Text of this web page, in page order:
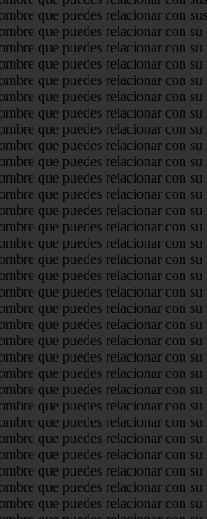
que puedes relacionar con
que puedes relacionar con su
que puedes relacionar con
que puedes relacionar con
que puedes relacionar con
que puedes relacionar con
que puedes relacionar con
que puedes relacionar con
que puedes relacionar con
que puedes relacionar con
que puedes relacionar con
que puedes relacionar con
que puedes relacionar con
que puedes relacionar con
que puedes relacionar con
que puedes relacionar con
que puedes relacionar con
que puedes relacionar con
que puedes relacionar con
que puedes relacionar con
que puedes relacionar con
que puedes relacionar con
que puedes relacionar con
que puedes relacionar con
que puedes relacionar con
que puedes relacionar con
que puedes relacionar con
que puedes relacionar con
que puedes relacionar con
que puedes relacionar con
que puedes relacionar con